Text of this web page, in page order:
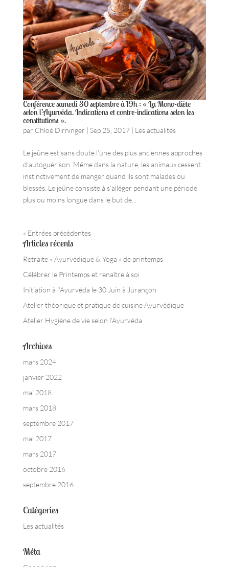
Conférence samedi 30 septembre à 19h : « La Mono-diète
selon l’Ayurvéda. Indications et contre-indications selon les
constitutions ».
par Chloé Dirninger | Sep 25, 2017| Les actualités
Le jeûne est sans doute l’une des plus anciennes approches
d’autoguérison. Même dans la nature, les animaux cessent
instinctivement de manger quand ils sont malades ou
blessés. Le jeûne consiste à s’alléger pendant une période
plus ou moins longue dans le but de...
« Entrées précédentes
Articles récents
Retraite « Ayurvédique & Yoga » de printemps
Célébrer le Printemps et renaître à soi
Initiation à l’Ayurvéda le 30 Juin à Jurançon
Atelier théorique et pratique de cuisine Ayurvédique
Atelier Hygiène de vie selon l’Ayurvéda
Archives
mars 2024
janvier 2022
mai 2018
mars 2018
septembre 2017
mai 2017
mars 2017
octobre 2016
septembre 2016
Catégories
Les actualités
Méta